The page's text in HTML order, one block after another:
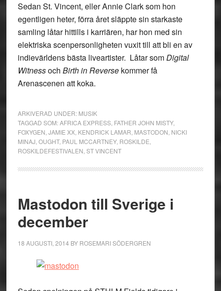
Sedan St. Vincent, eller Annie Clark som hon
egentligen heter, förra året släppte sin starkaste
samling låtar hittills i karriären, har hon med sin
elektriska scenpersonligheten vuxit till att bli en av
indievärldens bästa liveartister. Låtar somDigital
Witnessoch Birth in Reversekommer få
Arenascenen att koka.
ARKIVERAD UNDER: MUSIK
TAGGAD SOM:AFRICA EXPRESS, FATHER JOHN MISTY,
FOXYGEN JAMIE XX, KENDRICK LAMAR MASTODON NICKI
MINAJ OUGHT, PAUL MCCARTNEY, ROSKILDE
ROSKILDEFESTIVALEN ST VINCENT
Mastodon till Sverige i
december
18 AUGUSTI, 2014 BY ROSEMARI SÖDERGREN